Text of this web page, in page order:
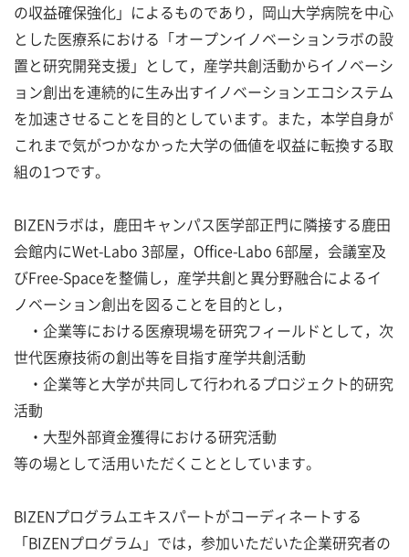
の収益確保強化」によるものであり，岡山大学病院を中心
とした医療系における「オープンイノベーションラボの設
置と研究開発支援」として，産学共創活動からイノベーシ
ョン創出を連続的に生み出すイノベーションエコシステム
を加速させることを目的としています。また，本学自身が
これまで気がつかなかった大学の価値を収益に転換する取
組の1つです。
BIZENラボは，鹿田キャンパス医学部正門に隣接する鹿田
会館内にWet-Labo 3部屋，Office-Labo 6部屋，会議室及
びFree-Spaceを整備し，産学共創と異分野融合によるイ
ノベーション創出を図ることを目的とし，
・企業等における医療現場を研究フィールドとして，次
世代医療技術の創出等を目指す産学共創活動
・企業等と大学が共同して行われるプロジェクト的研究
活動
・大型外部資金獲得における研究活動
等の場として活用いただくこととしています。
BIZENプログラムエキスパートがコーディネートする
「BIZENプログラム」では，参加いただいた企業研究者の